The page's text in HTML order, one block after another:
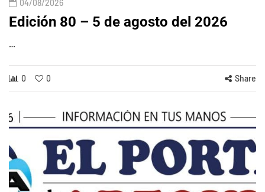
04/08/2026
Edición 80 – 5 de agosto del 2026
…
0 0 Share